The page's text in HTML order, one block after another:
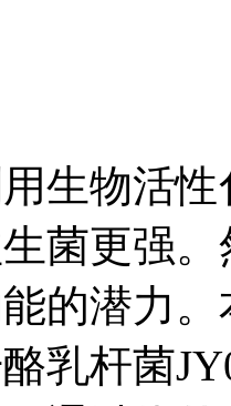
生物活
菌更强
的潜力
乳杆菌